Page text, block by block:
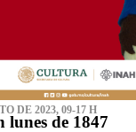
DE 2023, 09-17 H
lunes de 1847